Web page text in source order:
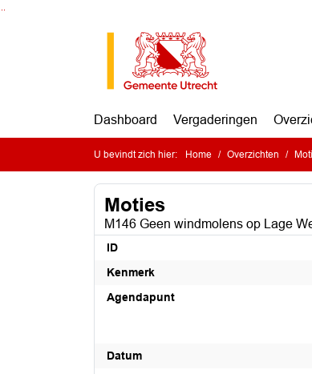
Dashboard Vergaderingen
U bevindt zich hier: Home Overzichten
Moties
M146 Geen windmolens op Lage
ID
Kenmerk
Agendapunt
Datum